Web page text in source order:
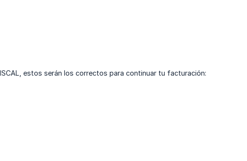
estos serán los correctos para continuar tu facturación: